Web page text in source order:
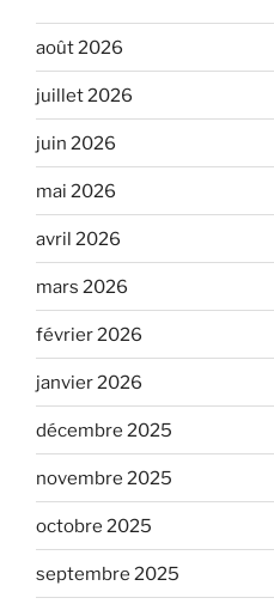
août 2026
juillet 2026
juin 2026
mai 2026
avril 2026
mars 2026
février 2026
janvier 2026
décembre 2025
novembre 2025
octobre 2025
septembre 2025